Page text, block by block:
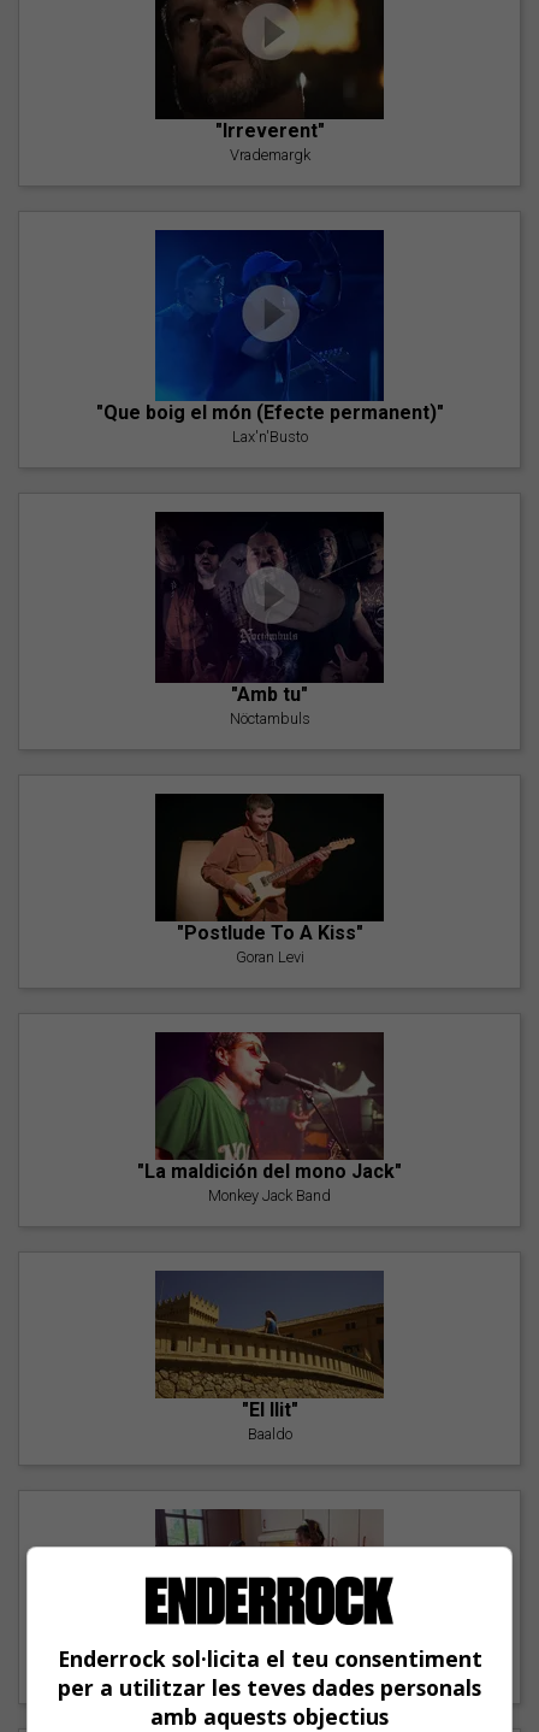
"Irreverent"
Vrademargk
"Que boig el món (Efecte permanent)"
Lax'n'Busto
"Amb tu"
Nöctambuls
"Postlude To A Kiss"
Goran Levi
"La maldición del mono Jack"
Monkey Jack Band
"El llit"
Baaldo
"Lo bueno y lo malo"
Carmen y María
Enderrock sol·licita el teu consentiment
per a utilitzar les teves dades personals
amb aquests objectius